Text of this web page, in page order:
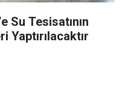
Su Tesisatının
Yaptırılacaktır